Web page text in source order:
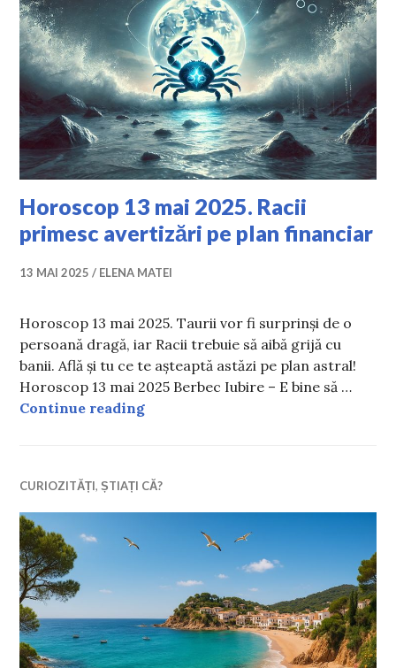
Horoscop 13 mai 2025. Racii
primesc avertizări pe plan financiar
13 MAI 2025 ELENA MATEI
Horoscop 13 mai 2025. Taurii vor fi surprinși de o
persoană dragă, iar Racii trebuie să aibă grijă cu
banii. Află și tu ce te așteaptă astăzi pe plan astral!
Horoscop 13 mai 2025 Berbec Iubire – E bine să …
Continue readingHoroscop 13 mai 2025. Racii
CURIOZITĂȚI,ȘTIAȚI CĂ?